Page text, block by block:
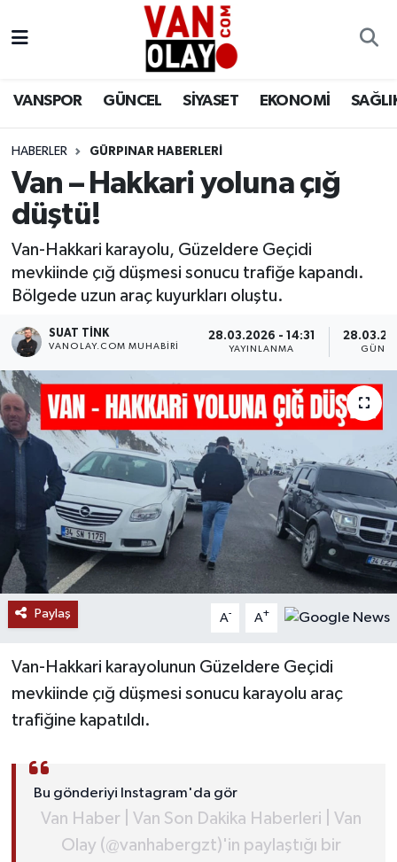
VANSPOR GÜNCEL SİYASET EKONOMİ
HABERLER GÜRPINAR HABERLERİ
Van – Hakkari yoluna çığ
düştü!
Van-Hakkari karayolu, Güzeldere Geçidi
mevkiinde çığ düşmesi sonucu trafiğe kapandı.
Bölgede uzun araç kuyurkları oluştu.
SUAT TINK
VANOLAY.COM MUHABIRI
28.03.2026 - 14:31
YAYINLANMA
Paylaş A- A+
Van-Hakkari karayolunun Güzeldere Geçidi
mevkiinde çığ düşmesi sonucu karayolu araç
trafiğine kapatıldı.
Bu gönderiyi Instagram'da gör
Van Haber | Van Son Dakika Haberleri | Van
Olay (@vanhabergzt)'in paylaştığı bir
Siyaset
Ekonomi
Sağlık
Eğitim
Bilim & Teknoloji
Dünya
RESMİ İLANLAR
Van Nöbetçi Eczaneler
Van Namaz Vakitleri
Van Trafik Yoğunluk Haritası
Süper Lig Puan Durumu ve Fikstür
Tüm Manşetler
Son Dakika Haberleri
Haber Arşivi